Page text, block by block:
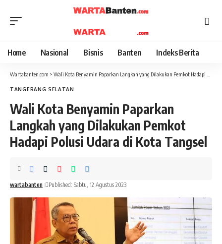
Home Nasional Bisnis Banten Indeks Berita
Wartabanten.com > Wali Kota Benyamin Paparkan Langkah yang Dilakukan Pemkot Hadapi Polusi Udara di Kota Tangsel
TANGERANG SELATAN
Wali Kota Benyamin Paparkan
Langkah yang Dilakukan Pemkot
Hadapi Polusi Udara di Kota Tangsel
wartabanten Published: Sabtu, 12 Agustus 2023